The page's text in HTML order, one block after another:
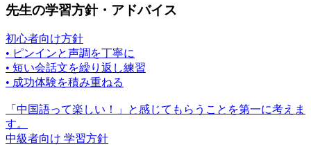
先生の学習方針・アドバイス
初心者向け方針
• ピンインと声調を丁寧に
• 短い会話文を繰り返し練習
• 成功体験を積み重ねる
「中国語って楽しい！」と感じてもらうことを第一に考えま
す。
中級者向け 学習方針